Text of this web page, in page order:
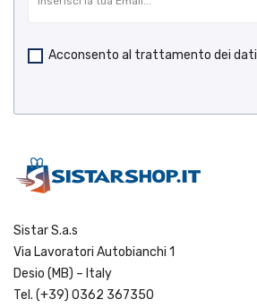
Acconsento al trattamento dei dati
Sistar S.a.s
Via Lavoratori Autobianchi 1
Desio (MB) – Italy
Tel. (+39) 0362 367350